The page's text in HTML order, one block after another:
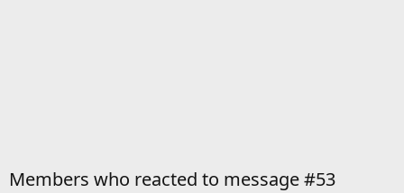
Members who reacted to message #53